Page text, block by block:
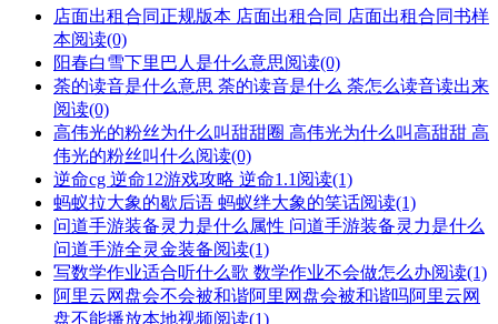
店面出租合同正规版本 店面出租合同 店面出租合同书样
本阅读(0)
阳春白雪下里巴人是什么意思阅读(0)
荼的读音是什么意思 荼的读音是什么 荼怎么读音读出来
阅读(0)
高伟光的粉丝为什么叫甜甜圈 高伟光为什么叫高甜甜 高
伟光的粉丝叫什么阅读(0)
逆命cg 逆命12游戏攻略 逆命1.1 阅读(1)
蚂蚁拉大象的歇后语 蚂蚁绊大象的笑话阅读(1)
问道手游装备灵力是什么属性 问道手游装备灵力是什么
问道手游全灵金装备阅读(1)
写数学作业适合听什么歌 数学作业不会做怎么办阅读(1)
阿里云网盘会不会被和谐阿里网盘会被和谐吗阿里云网
盘不能播放本地视频阅读(1)